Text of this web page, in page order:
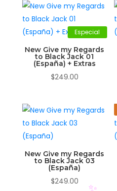
Especial
New Give my Regards
to Black Jack 01
(España) + Extras
$249.00
New Give my Regards
to Black Jack 03
(España)
$249.00